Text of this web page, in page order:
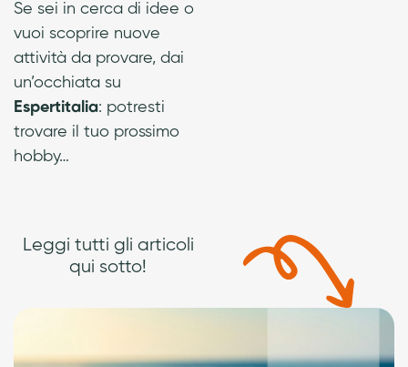
Se sei in cerca di idee o
vuoi scoprire nuove
attività da provare, dai
un’occhiata su
Espertitalia: potresti
trovare il tuo prossimo
hobby…
Leggi tutti gli articoli
qui sotto!